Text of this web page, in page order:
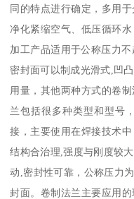
同的特点进行确定，多用
净化紧缩空气、低压循环
加工产品适用于公称压力
密封面可以制成光滑式,凹
用量，其他两种方式的卷
兰包括很多种类型和型号
接，主要使用在焊接技术
结构合治理,强度与刚度较
动,密封性可靠，公称压力
封面。卷制法兰主要应用